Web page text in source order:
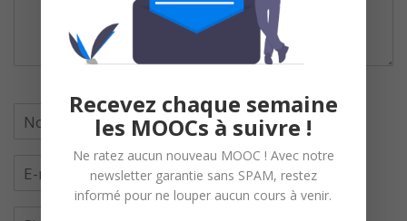
Recevez chaque semaine
les MOOCs à suivre !
Ne ratez aucun nouveau MOOC ! Avec notre
newsletter garantie sans SPAM, restez
informé pour ne louper aucun cours à venir.